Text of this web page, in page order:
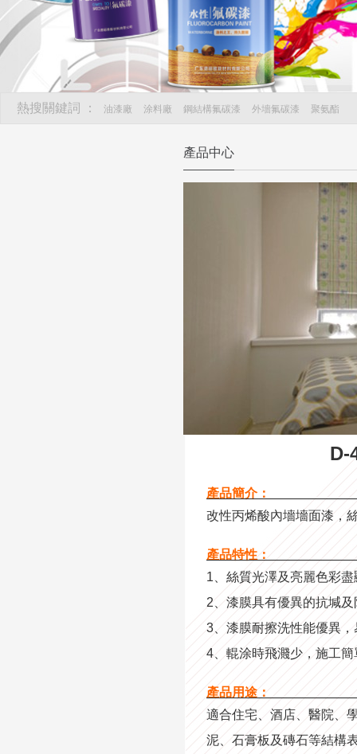
熱搜關鍵詞 ： 油漆廠 涂料廠 鋼結構氟碳漆 外墻氟碳漆 聚氨酯
產品中心
D-
產品簡介：
改性丙烯酸內墻墻面漆，
產品特性：
1、絲質光澤及亮麗色
2、漆膜具有優異的抗堿
3、漆膜耐擦洗性能優異
4、輥涂時飛濺少，施工
產品用途：
適合住宅、酒店、醫院、
泥、石膏板及磚石等結構